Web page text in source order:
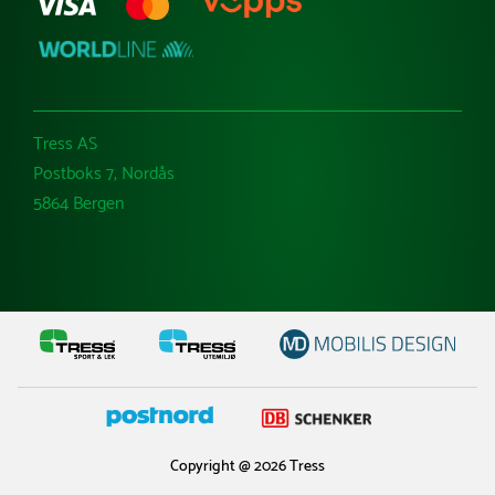
Tress AS
Postboks 7, Nordås
5864 Bergen
Copyright @ 2026 Tress